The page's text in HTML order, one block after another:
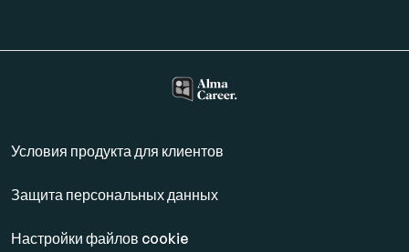
Условия продукта для клиентов
Защита персональных данных
Настройки файлов cookie